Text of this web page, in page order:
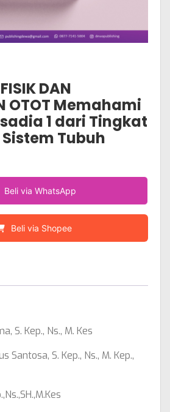
DAN
OTOT Memahami
1 dari Tingkat
Tubuh
Beli via WhatsApp
Beli via Shopee
S. Kep., Ns., M. Kes
Santosa, S. Kep., Ns., M. Kep.,